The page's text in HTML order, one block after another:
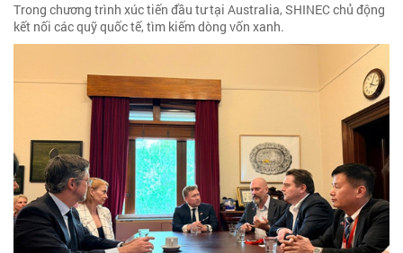
Trong chương trình xúc tiến đầu tư tại Australia, SHINEC chủ động
kết nối các quỹ quốc tế, tìm kiếm dòng vốn xanh.